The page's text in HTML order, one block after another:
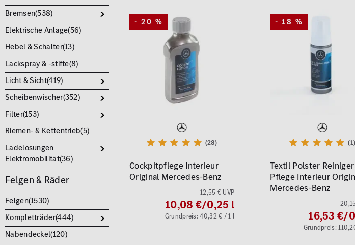
Bremsen(538)
Elektrische Anlage(56)
Hebel & Schalter(13)
Lackspray & -stifte(8)
Licht & Sicht(419)
Scheibenwischer(352)
Filter(153)
Riemen- & Kettentrieb(5)
Ladelösungen
Elektromobilität(36)
Felgen & Räder
Felgen(1530)
Kompletträder(444)
Nabendeckel(120)
- 20 %
(28)
Cockpitpflege Interieur
Original Mercedes-Benz
12,55 € UVP
10,08 €/0,25 l
Grundpreis: 40,32 € / 1 l
- 18 %
(1)
Textil Polster Reiniger
Pflege Interieur
Mercedes-Benz
16,53 €/
Grundpreis: